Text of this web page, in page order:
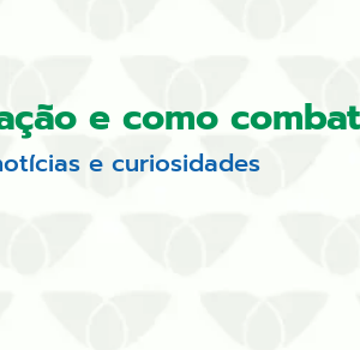
e como
e curiosidades